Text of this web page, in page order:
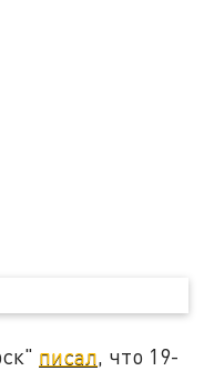
писал, что 19-